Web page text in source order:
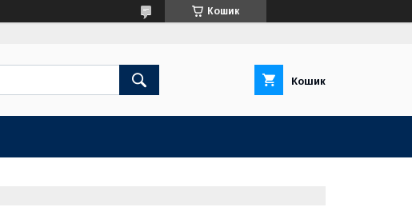
Кошик
Кошик